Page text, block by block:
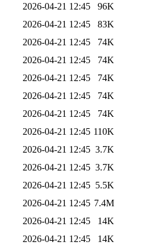
2026-04-21 12:45
96K
2026-04-21 12:45
83K
2026-04-21 12:45
74K
2026-04-21 12:45
74K
2026-04-21 12:45
74K
2026-04-21 12:45
74K
2026-04-21 12:45
74K
2026-04-21 12:45 110K
2026-04-21 12:45 3.7K
2026-04-21 12:45 3.7K
2026-04-21 12:45 5.5K
2026-04-21 12:45 7.4M
2026-04-21 12:45
14K
2026-04-21 12:45 14K